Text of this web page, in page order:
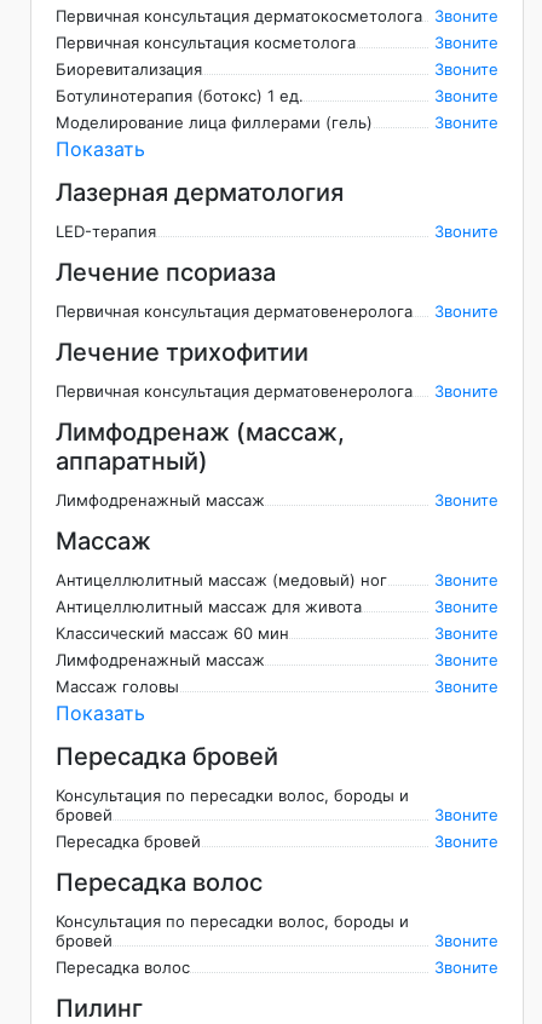
Первичная консультация дерматокосметолога
Звоните
Первичная консультация косметолога
Звоните
Биоревитализация
Звоните
Ботулинотерапия (ботокс) 1 ед.
Звоните
Моделирование лица филлерами (гель)
Звоните
Показать
Лазерная дерматология
LED-терапия Звоните
Лечение псориаза
Первичная консультация дерматовенеролога Звоните
Лечение трихофитии
Первичная консультация дерматовенеролога Звоните
Лимфодренаж (массаж,
аппаратный)
Лимфодренажный массаж Звоните
Массаж
Антицеллюлитный массаж (медовый) ног
Звоните
Антицеллюлитный массаж для живота
Звоните
Классический массаж 60 мин
Звоните
Лимфодренажный массаж
Звоните
Массаж головы
Звоните
Показать
Пересадка бровей
Консультация по пересадки волос, бороды и
бровей
Звоните
Пересадка бровей
Звоните
Пересадка волос
Консультация по пересадки волос, бороды и
бровей
Звоните
Пересадка волос
Звоните
Пилинг